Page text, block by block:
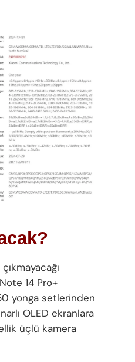
14 Pro+
yonga setlerinden
OLED ekranlara
üçlü kamera